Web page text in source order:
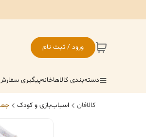
ورود / ثبت نام
دسته‌بندی کالاهاخانهپیگیری
کالافان اسباب‌بازی و کودک